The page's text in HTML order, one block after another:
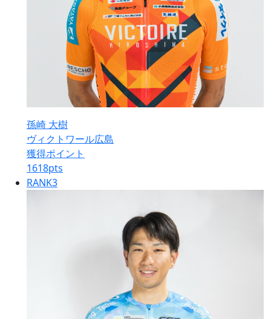
孫崎 大樹
ヴィクトワール広島
獲得ポイント
1618pts
RANK3